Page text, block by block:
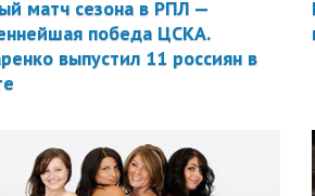
матч сезона в РПЛ —
победа ЦСКА.
выпустил 11 россиян в